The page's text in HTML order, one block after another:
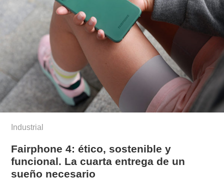
Industrial
Fairphone 4: ético, sostenible y
funcional. La cuarta entrega de un
sueño necesario